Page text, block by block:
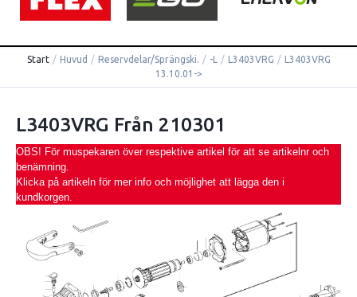
Start / Huvud / Reservdelar/Sprängski. / -L / L3403VRG / L3403VRG
13.10.01->
L3403VRG Från 210301
OBS! För muspekaren över respektive artikel för att se artikelnr och
benämning.
Klicka på artikeln för mer info och möjlighet att lägga den i
kundkorgen.